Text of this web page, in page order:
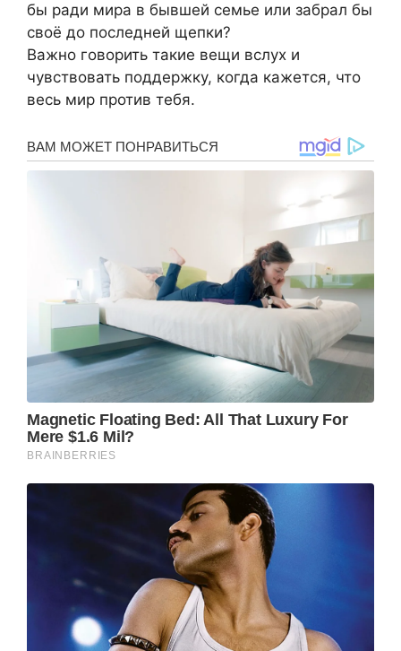
бы ради мира в бывшей семье или забрал бы
своё до последней щепки?
Важно говорить такие вещи вслух и
чувствовать поддержку, когда кажется, что
весь мир против тебя.